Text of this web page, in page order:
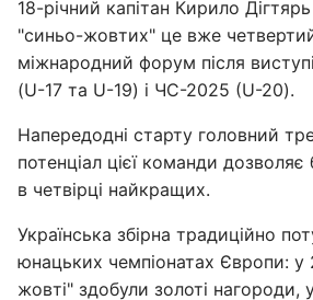
18-річний капітан Кирило
"синьо-жовтих" це вже
міжнародний форум після
(U-17 та U-19) і ЧС-2025 (U-20).
Напередодні старту головний
потенціал цієї команди
в четвірці найкращих.
Українська збірна традиційно
юнацьких чемпіонатах Європи: у
жовті" здобули золоті нагороди,